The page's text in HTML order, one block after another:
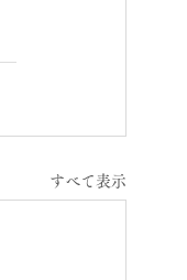
すべて表示